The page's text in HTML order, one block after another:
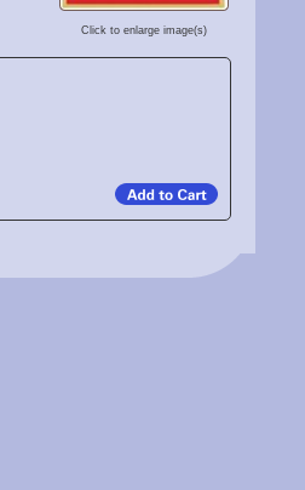
Click to enlarge image(s)